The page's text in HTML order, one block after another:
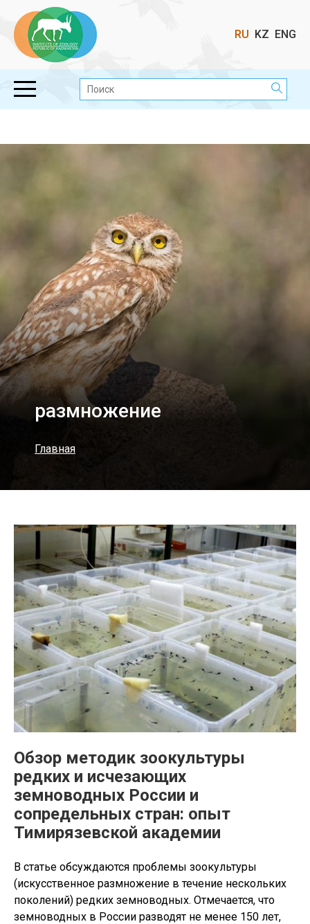
Выбор
RU KZ ENG
Поиск:
размножение
Главная
Обзор методик зоокультуры
редких и исчезающих
земноводных России и
сопредельных стран: опыт
Тимирязевской академии
В статье обсуждаются проблемы зоокультуры
(искусственное размножение в течение нескольких
поколений) редких земноводных. Отмечается, что
земноводных в России разводят не менее 150 лет,